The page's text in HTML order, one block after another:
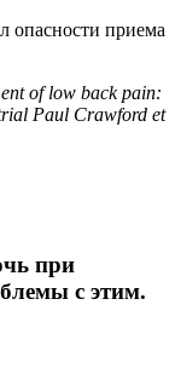
опасности приема
of low back pain:
Paul Crawford et
при
с этим.